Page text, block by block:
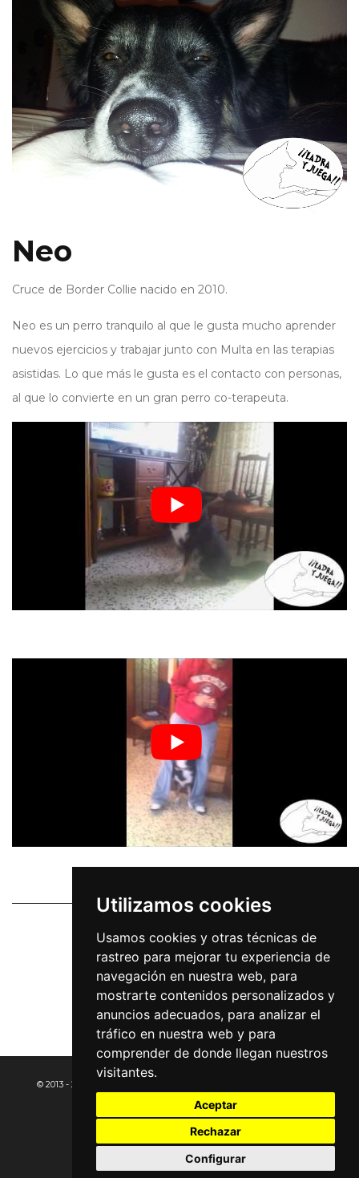
Utilizamos cookies
Usamos cookies y otras técnicas de
rastreo para mejorar tu experiencia de
navegación en nuestra web, para
mostrarte contenidos personalizados y
anuncios adecuados, para analizar el
tráfico en nuestra web y para
comprender de donde llegan nuestros
visitantes.
Aceptar
Rechazar
Configurar
Neo
Cruce de Border Collie nacido en 2010.
Neo es un perro tranquilo al que le gusta mucho aprender
nuevos ejercicios y trabajar junto con Multa en las terapias
asistidas. Lo que más le gusta es el contacto con personas,
al que lo convierte en un gran perro co-terapeuta.
© 2013 - 2023 ¡¡LADRA Y JUEGA!!
COOKIES